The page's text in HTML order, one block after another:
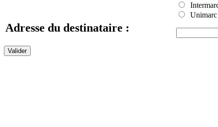
Unimarc
Adresse du destinataire :